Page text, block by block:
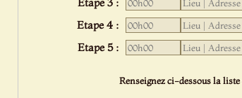
Etape 3 :
Etape 4 :
Etape 5 :
Renseignez ci-dessous la